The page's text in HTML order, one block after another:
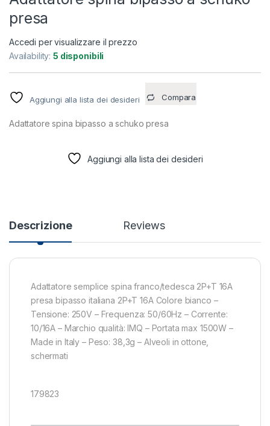
presa
Accedi per visualizzare il prezzo
Availability:5 disponibili
Aggiungi alla lista dei desideri Compara
Adattatore spina bipasso a schuko presa
Aggiungi alla lista dei desideri
Descrizione Reviews
Adattatore semplice spina franco/tedesca 2P+T 16A
presa bipasso italiana 2P+T 16A Colore bianco –
Tensione: 250V – Frequenza: 50/60Hz – Corrente:
10/16A – Marchio qualità: IMQ – Portata max 1500W –
Made in Italy – Peso: 38,3g – Alveoli in ottone,
schermati
179823